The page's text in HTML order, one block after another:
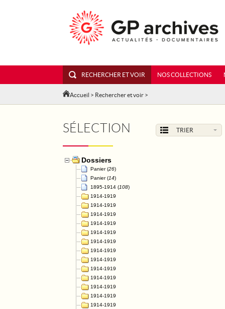
RECHERCHER ET VOIR NOS COLLECTIONS
Accueil > Rechercher et voir >
SÉLECTION TRIER